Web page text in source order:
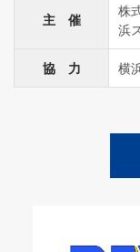
主 催
株
浜
協 力 横